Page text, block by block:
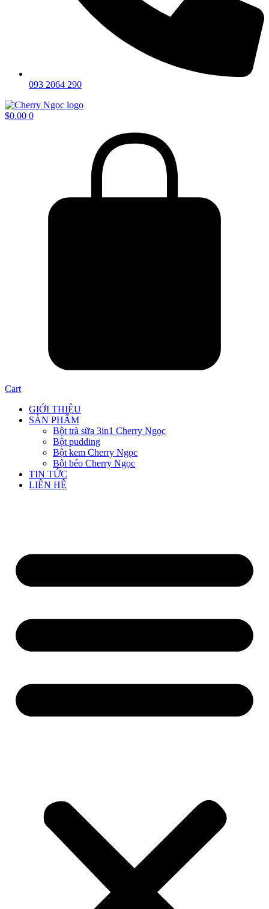
093 2064 290
$0.00 0
Cart
GIỚI THIỆU
SẢN PHẨM
Bột trà sữa 3in1 Cherry Ngọc
Bột pudding
Bột kem Cherry Ngọc
Bột béo Cherry Ngọc
TIN TỨC
LIÊN HỆ